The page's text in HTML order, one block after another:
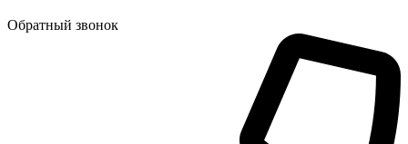
Обратный звонок